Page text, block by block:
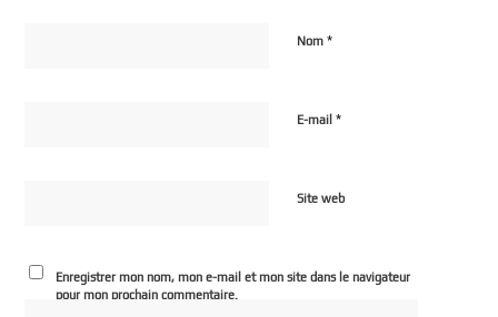
Nom*
E-mail*
Site web
Enregistrer mon nom, mon e-mail et mon site dans le navigateur
pour mon prochain commentaire.